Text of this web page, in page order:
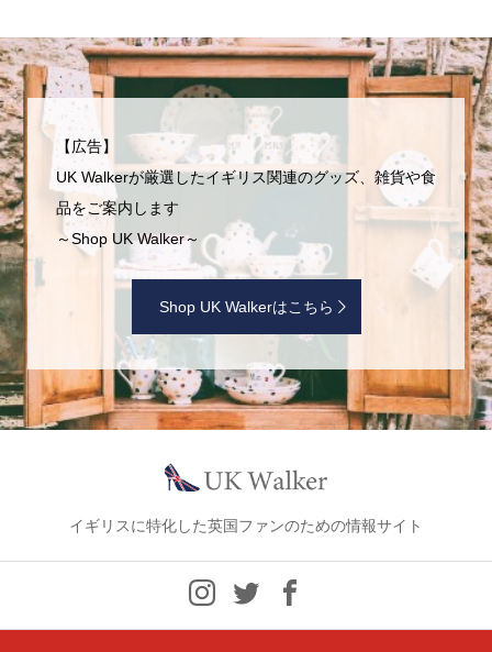
【広告】
UK Walkerが厳選したイギリス関連のグッズ、雑貨や食
品をご案内します
～Shop UK Walker～
Shop UK Walkerはこちら
イギリスに特化した英国ファンのための情報サイト